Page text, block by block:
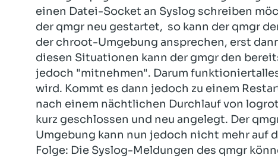
einen Datei-Socket an Syslog schreiben
der qmgr neu gestartet, so kann der qmgr
der chroot-Umgebung ansprechen, erst
diesen Situationen kann der gmgr den
jedoch "mitnehmen". Darum
wird. Kommt es dann jedoch zu einem
nach einem nächtlichen Durchlauf von
kurz geschlossen und neu angelegt. Der
Umgebung kann nun jedoch nicht mehr auf
Folge: Die Syslog-Meldungen des qmgr